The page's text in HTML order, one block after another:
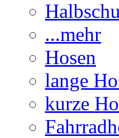
...mehr
Hosen
lange
kurze